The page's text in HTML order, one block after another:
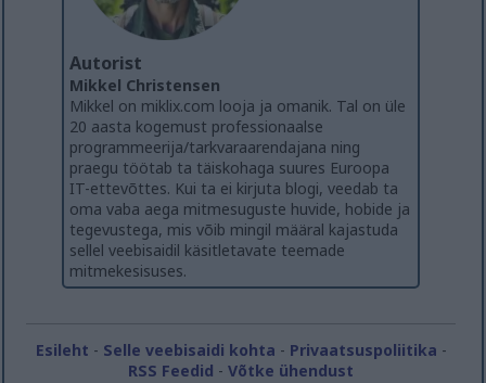
Autorist
Mikkel Christensen
Mikkel on miklix.com looja ja omanik. Tal on üle
20 aasta kogemust professionaalse
programmeerija/tarkvaraarendajana ning
praegu töötab ta täiskohaga suures Euroopa
IT-ettevõttes. Kui ta ei kirjuta blogi, veedab ta
oma vaba aega mitmesuguste huvide, hobide ja
tegevustega, mis võib mingil määral kajastuda
sellel veebisaidil käsitletavate teemade
mitmekesisuses.
Esileht - Selle veebisaidi kohta - Privaatsuspoliitika -
RSS Feedid -Võtke ühendust